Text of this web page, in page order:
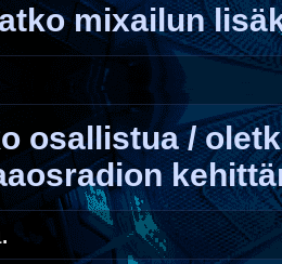
mixailun
osallistua /